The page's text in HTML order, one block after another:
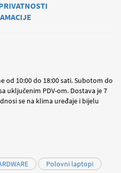
od 10:00 do 18:00 sati. Subotom do
uključenim PDV-om. Dostava je 7
se na klima uređaje i bijelu
Polovni laptopi